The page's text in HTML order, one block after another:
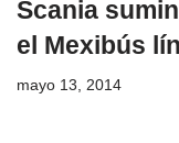
Scania
el Mexibús
mayo 13, 2014